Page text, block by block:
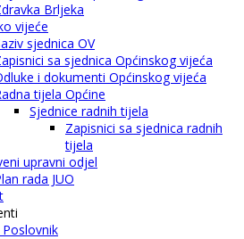
Brljeka
vijeće
sjednica OV
sa sjednica Općinskog vijeća
i dokumenti Općinskog vijeća
tijela Općine
Sjednice radnih tijela
Zapisnici sa sjednica radnih
tijela
upravni odjel
rada JUO